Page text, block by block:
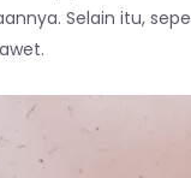
Selain itu,